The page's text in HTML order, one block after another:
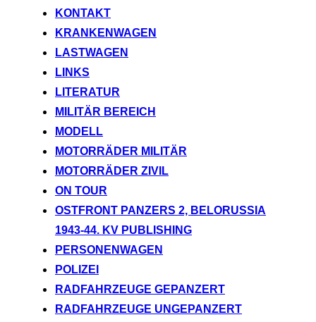
KONTAKT
KRANKENWAGEN
LASTWAGEN
LINKS
LITERATUR
MILITÄR BEREICH
MODELL
MOTORRÄDER MILITÄR
MOTORRÄDER ZIVIL
ON TOUR
OSTFRONT PANZERS 2, BELORUSSIA
1943-44. KV PUBLISHING
PERSONENWAGEN
POLIZEI
RADFAHRZEUGE GEPANZERT
RADFAHRZEUGE UNGEPANZERT